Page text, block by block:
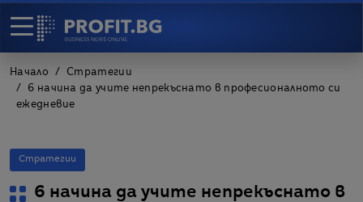
Начало
Стратегии
6 начина да учите непрекъснато в професионалното си
ежедневие
Стратегии
6 начина да учите непрекъснато в